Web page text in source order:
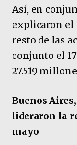
Así, en
explicaron el
resto de las
conjunto el
27.519
Buenos
lideraron la
mayo